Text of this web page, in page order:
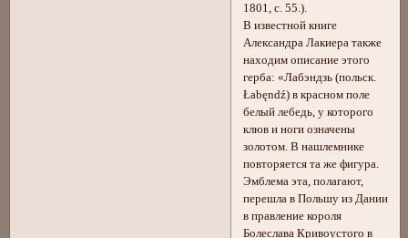
1801, с. 55.).
В известной книге
Александра Лакиера также
находим описание этого
герба: «Лабэндзь (польск.
Łabęndź) в красном поле
белый лебедь, у которого
клюв и ноги означены
золотом. В нашлемнике
повторяется та же фигура.
Эмблема эта, полагают,
перешла в Польшу из Дании
в правление короля
Болеслава Кривоустого в